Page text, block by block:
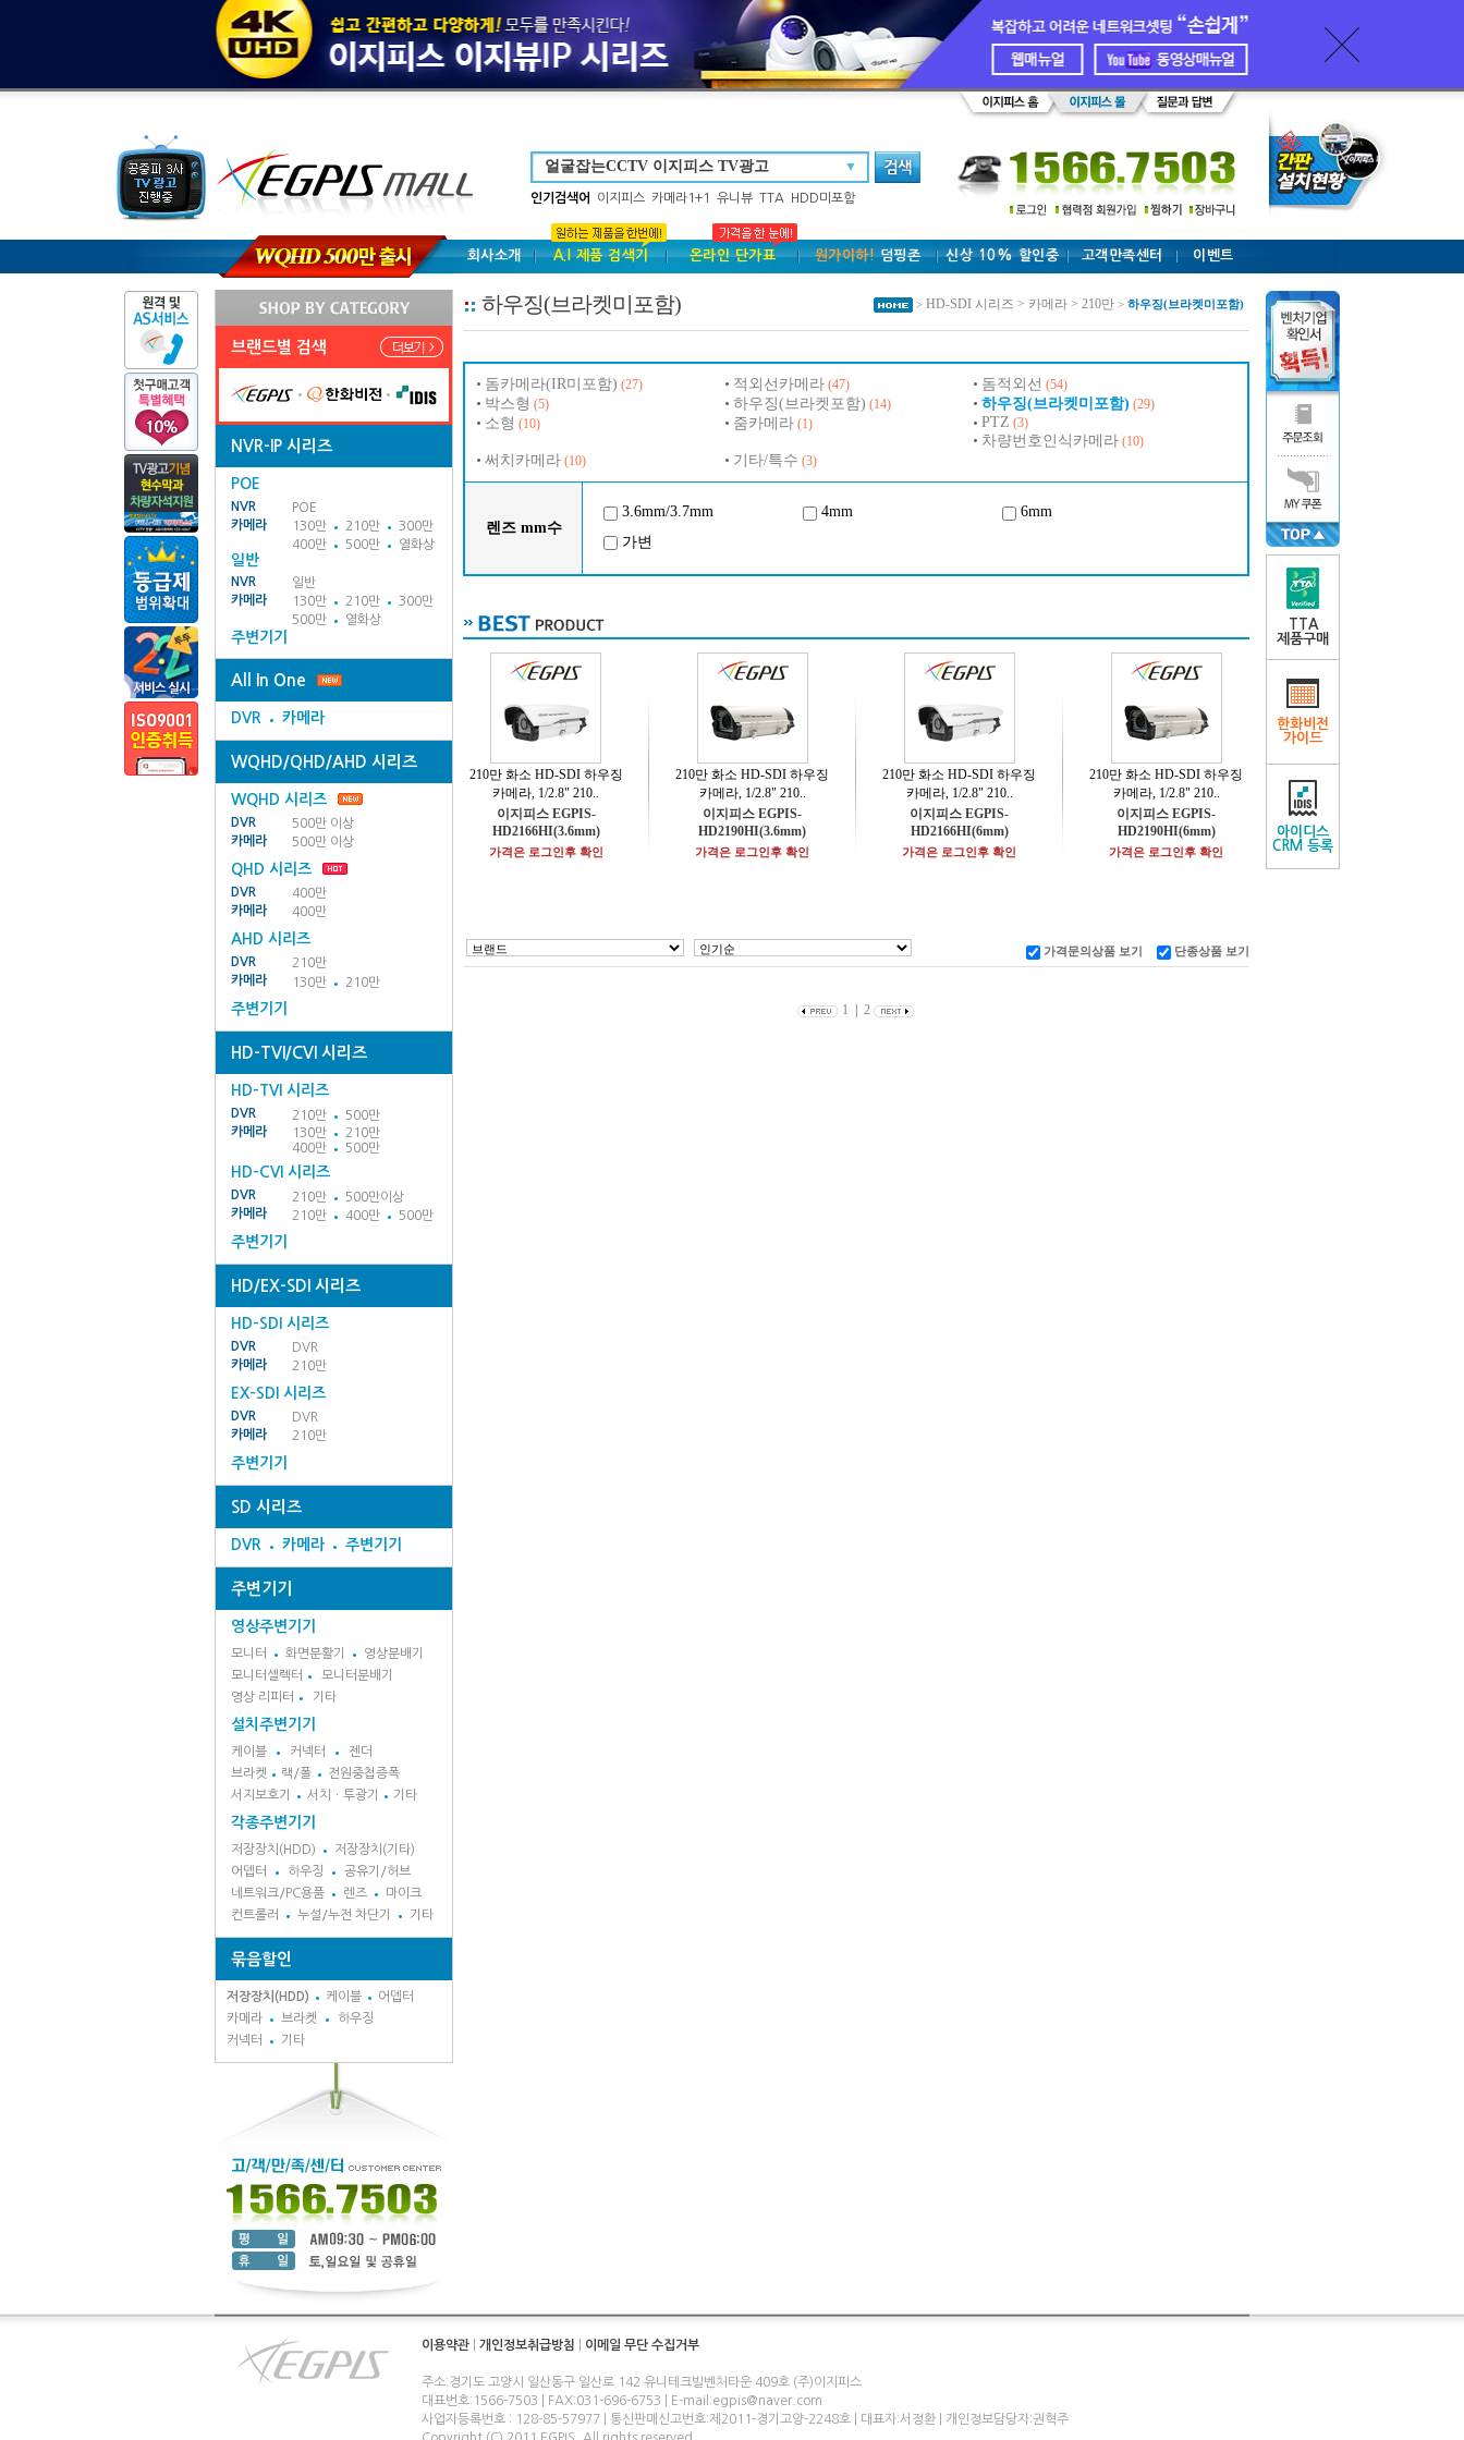
▼
인기검색어 이지피스 카메라1+1 유니뷰 TTA HDD미포함
회사소개 A.I 제품 검색기 온라인 단가표 원가이하!덤핑존 신상 10% 할인중 고객만족센터 이벤트
브랜드별 검색
NVR-IP 시리즈
POE
NVR
POE
카메라
130만 210만
300만
400만
500만 열화상
일반
NVR
일반
카메라
130만 210만
300만
500만
열화상
주변기기
All In One
DVR 카메라
WQHD/QHD/AHD 시리즈
WQHD 시리즈
DVR
500만 이상
카메라
500만 이상
QHD 시리즈
DVR
400만
카메라
400만
AHD 시리즈
DVR
210만
카메라
130만 210만
주변기기
HD-TVI/CVI 시리즈
HD-TVI 시리즈
DVR 210만
500만
카메라
130만
210만
400만
500만
HD-CVI 시리즈
DVR 210만
500만이상
카메라
210만 400만 500만
주변기기
HD/EX-SDI 시리즈
HD-SDI 시리즈
DVR
DVR
카메라
210만
EX-SDI 시리즈
DVR
DVR
카메라
210만
주변기기
SD 시리즈
DVR 카메라 주변기기
주변기기
영상주변기기
모니터 화면분활기
영상분배기
모니터셀렉터
모니터분배기
영상 리피터
기타
설치주변기기
케이블 커넥터
젠더
브라켓
랙/폴
전원중첩증폭
서지보호기
서치ㆍ투광기 기타
각종주변기기
저장장치(HDD)
저장장치(기타)
어뎁터
하우징
공유기/허브
네트워크/PC용품
렌즈
마이크
컨트롤러
누설/누전 차단기 기타
묶음할인
저장장치(HDD) 케이블
어뎁터
카메라
브라켓
하우징
커넥터
기타
하우징(브라켓미포함) > HD-SDI 시리즈 > 카메라 > 210만 > 하우징(브라켓미포함)
돔카메라(IR미포함) (27) 적외선카메라 (47) 돔적외선 (54)
박스형 (5) 하우징(브라켓포함) (14) 하우징(브라켓미포함) (29)
소형 (10) 줌카메라 (1) PTZ (3)
차량번호인식카메라 (10)
써치카메라 (10) 기타/특수 (3)
렌즈 mm수
3.6mm/3.7mm 4mm
6mm
가변
210만 화소 HD-SDI 하우징
카메라, 1/2.8" 210..
이지피스 EGPIS-
HD2166HI(3.6mm)
가격은 로그인후 확인
210만 화소 HD-SDI 하우징
카메라, 1/2.8" 210..
이지피스 EGPIS-
HD2190HI(3.6mm)
가격은 로그인후 확인
210만 화소 HD-SDI 하우징
카메라, 1/2.8" 210..
이지피스 EGPIS-
HD2166HI(6mm)
가격은 로그인후 확인
210만 화소 HD-SDI 하우징
카메라, 1/2.8" 210..
이지피스 EGPIS-
HD2190HI(6mm)
가격은 로그인후 확인
가격문의상품 보기 단종상품 보기
1 2
TTA
제품구매
한화비전
가이드
아이디스
CRM 등록
이용약관 개인정보취급방침 이메일 무단 수집거부
주소:경기도 고양시 일산동구 일산로 142 유니테크빌벤처타운 409호 (주)이지피스
대표번호:1566-7503 | FAX:031-696-6753 | E-mail:egpis@naver.com
사업자등록번호 : 128-85-57977 | 통신판매신고번호:제2011-경기고양-2248호 | 대표자:서정환 | 개인정보담당자:권혁주